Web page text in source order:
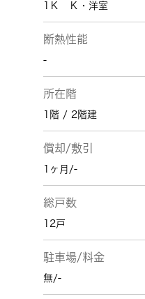
1Ｋ Ｋ・洋室
断熱性能
-
所在階
1階 / 2階建
償却/敷引
1ヶ月/-
総戸数
12戸
駐車場/料金
無/-